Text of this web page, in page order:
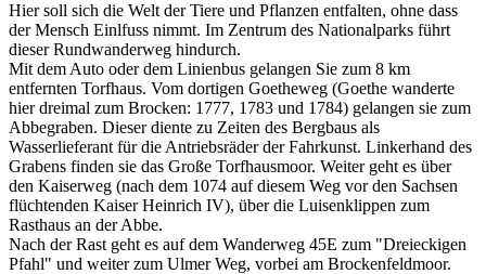
Hier soll sich die Welt der Tiere und Pflanzen entfalten, ohne dass
der Mensch Einlfuss nimmt. Im Zentrum des Nationalparks führt
dieser Rundwanderweg hindurch.
Mit dem Auto oder dem Linienbus gelangen Sie zum 8 km
entfernten Torfhaus. Vom dortigen Goetheweg (Goethe wanderte
hier dreimal zum Brocken: 1777, 1783 und 1784) gelangen sie zum
Abbegraben. Dieser diente zu Zeiten des Bergbaus als
Wasserlieferant für die Antriebsräder der Fahrkunst. Linkerhand des
Grabens finden sie das Große Torfhausmoor. Weiter geht es über
den Kaiserweg (nach dem 1074 auf diesem Weg vor den Sachsen
flüchtenden Kaiser Heinrich IV), über die Luisenklippen zum
Rasthaus an der Abbe.
Nach der Rast geht es auf dem Wanderweg 45E zum "Dreieckigen
Pfahl" und weiter zum Ulmer Weg, vorbei am Brockenfeldmoor.